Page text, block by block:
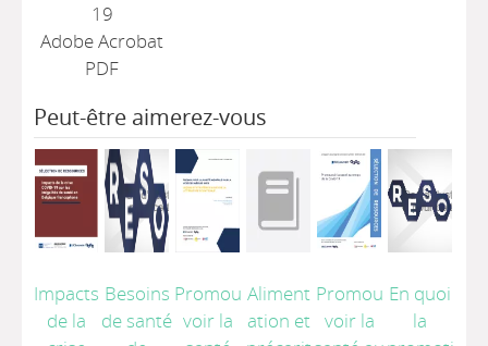
19
Adobe Acrobat
PDF
Peut-être aimerez-vous
Impacts
de la
Besoins
de santé
Promou
voir la
Aliment
ation et
Promou
voir la
En quoi
la